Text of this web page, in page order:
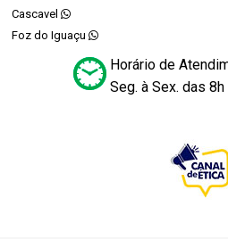
Cascavel
Foz do Iguaçu
Horário de
Seg. à Sex. das